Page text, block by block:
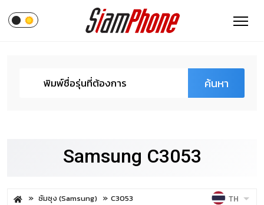
ค้นหา
Samsung C3053
ซัมซุง (Samsung) C3053 TH